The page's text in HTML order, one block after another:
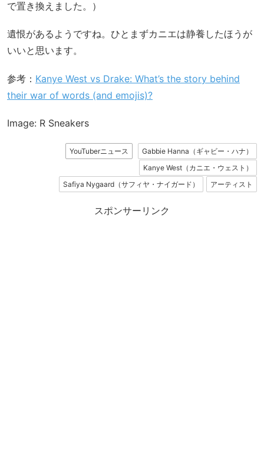
で置き換えました。）
遺恨があるようですね。ひとまずカニエは静養したほうが
いいと思います。
参考： Kanye West vs Drake: What’s the story behind
their war of words (and emojis)?
Image: R Sneakers
YouTuberニュース
Gabbie Hanna（ギャビー・ハナ）
Kanye West（カニエ・ウェスト）
Safiya Nygaard（サフィヤ・ナイガード）
アーティスト
スポンサーリンク